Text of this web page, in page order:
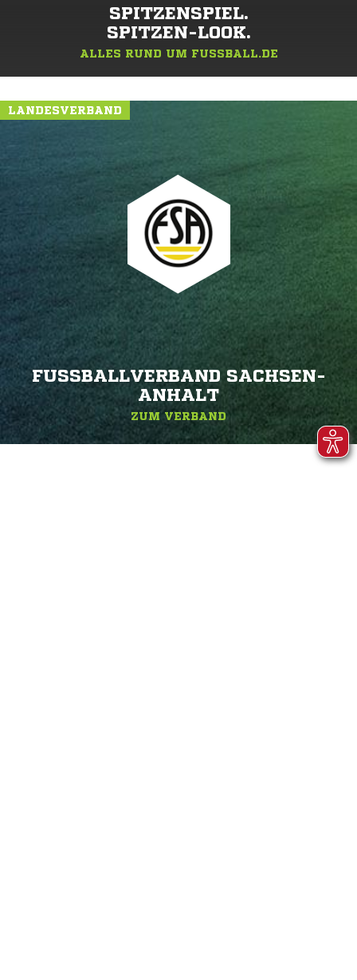
SPITZENSPIEL.
SPITZEN-LOOK.
ALLES RUND UM FUSSBALL.DE
LANDESVERBAND
FUSSBALLVERBAND SACHSEN-A
NHALT
ZUM VERBAND